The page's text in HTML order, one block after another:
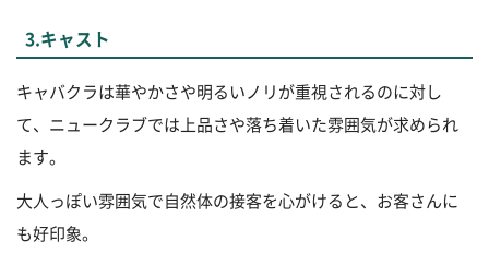
3.キャスト
キャバクラは華やかさや明るいノリが重視されるのに対し
て、ニュークラブでは上品さや落ち着いた雰囲気が求められ
ます。
大人っぽい雰囲気で自然体の接客を心がけると、お客さんに
も好印象。